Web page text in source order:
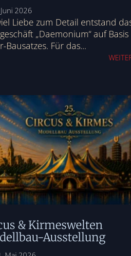
2026
Liebe zum Detail entstand
„Daemonium“ auf
Bausatzes. Für das...
& Kirmeswelten
Ausstellung